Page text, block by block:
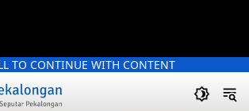
TO CONTINUE WITH CONTENT